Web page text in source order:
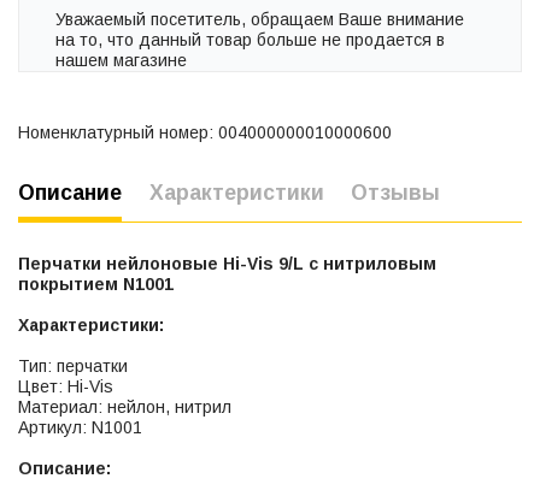
Уважаемый посетитель, обращаем Ваше внимание
на то, что данный товар больше не продается в
нашем магазине
Номенклатурный номер: 004000000010000600
Описание Характеристики Отзывы
Перчатки нейлоновые Hi-Vis 9/L с нитриловым
покрытием N1001
Характеристики:
Тип: перчатки
Цвет: Hi-Vis
Материал: нейлон, нитрил
Артикул: N1001
Описание: